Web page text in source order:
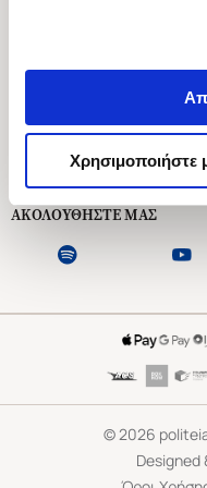
Χρησιμοποιήστε
Δευτέρα -
Εξυπηρέτηση Πελατών
ΑΚΟΛΟΥΘΗΣΤΕ ΜΑΣ
©2026
Designed